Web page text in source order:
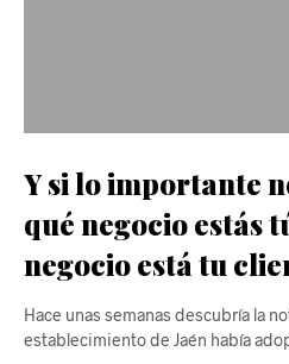
Y si lo importante
qué negocio estás
negocio está tu
Hace unas semanas descubría la
establecimiento de Jaén había